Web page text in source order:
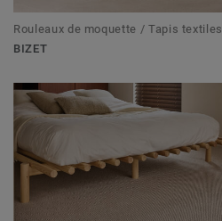
Rouleaux de moquette / Tapis textiles
BIZET